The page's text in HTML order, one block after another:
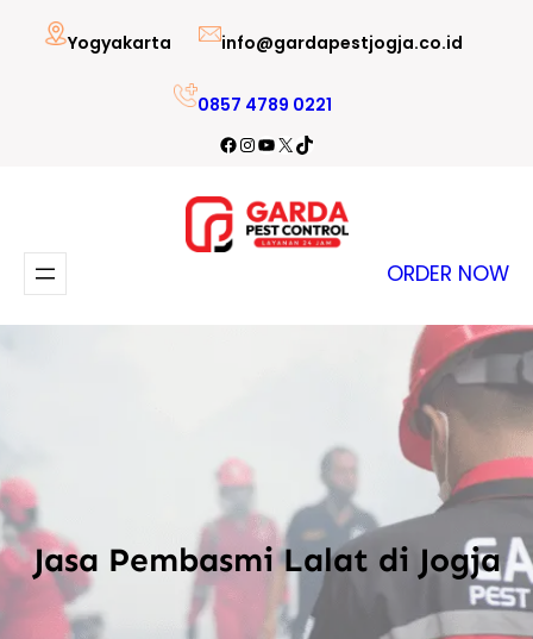
Lewati
Yogyakarta info@gardapestjogja.co.id
0857 4789 0221
Facebook
Instagram
YouTube
X TikTok
ORDER NOW
Jasa Pembasmi Lalat di Jogja